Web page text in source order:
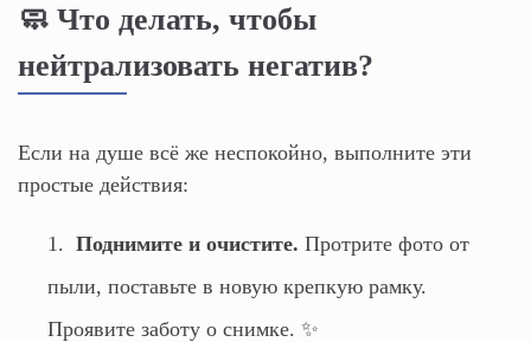
🧼 Что делать, чтобы
нейтрализовать негатив?
Если на душе всё же неспокойно, выполните эти
простые действия:
Поднимите и очистите. Протрите фото от
пыли, поставьте в новую крепкую рамку.
Проявите заботу о снимке. ✨